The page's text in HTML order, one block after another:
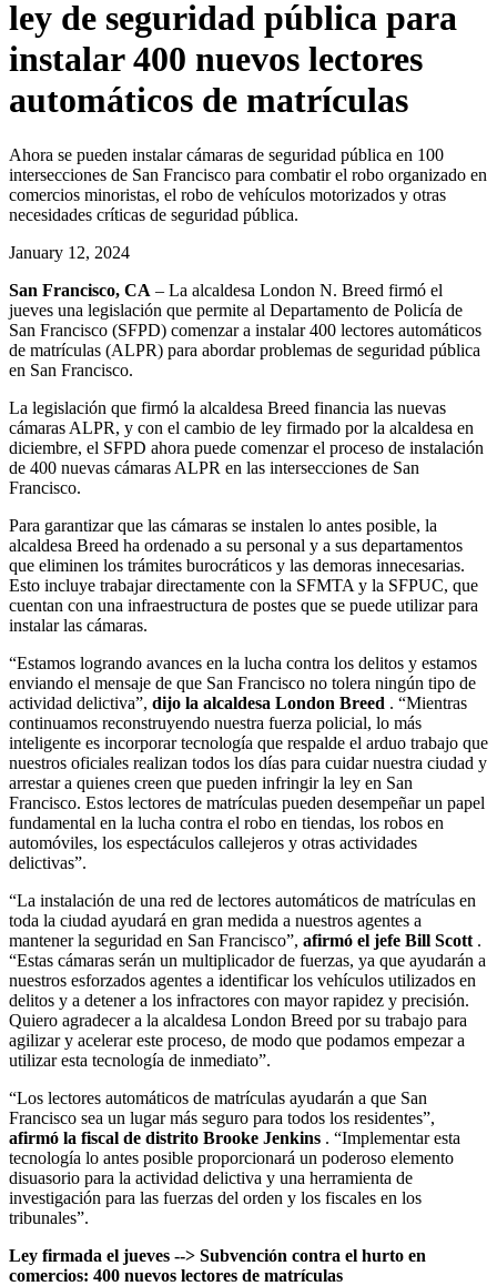
ley de seguridad pública para
instalar 400 nuevos lectores
automáticos de matrículas
Ahora se pueden instalar cámaras de seguridad pública en 100
intersecciones de San Francisco para combatir el robo organizado en
comercios minoristas, el robo de vehículos motorizados y otras
necesidades críticas de seguridad pública.
January 12, 2024
San Francisco, CA – La alcaldesa London N. Breed firmó el
jueves una legislación que permite al Departamento de Policía de
San Francisco (SFPD) comenzar a instalar 400 lectores automáticos
de matrículas (ALPR) para abordar problemas de seguridad pública
en San Francisco.
La legislación que firmó la alcaldesa Breed financia las nuevas
cámaras ALPR, y con el cambio de ley firmado por la alcaldesa en
diciembre, el SFPD ahora puede comenzar el proceso de instalación
de 400 nuevas cámaras ALPR en las intersecciones de San
Francisco.
Para garantizar que las cámaras se instalen lo antes posible, la
alcaldesa Breed ha ordenado a su personal y a sus departamentos
que eliminen los trámites burocráticos y las demoras innecesarias.
Esto incluye trabajar directamente con la SFMTA y la SFPUC, que
cuentan con una infraestructura de postes que se puede utilizar para
instalar las cámaras.
“Estamos logrando avances en la lucha contra los delitos y estamos
enviando el mensaje de que San Francisco no tolera ningún tipo de
actividad delictiva”, dijo la alcaldesa London Breed . “Mientras
continuamos reconstruyendo nuestra fuerza policial, lo más
inteligente es incorporar tecnología que respalde el arduo trabajo que
nuestros oficiales realizan todos los días para cuidar nuestra ciudad y
arrestar a quienes creen que pueden infringir la ley en San
Francisco. Estos lectores de matrículas pueden desempeñar un papel
fundamental en la lucha contra el robo en tiendas, los robos en
automóviles, los espectáculos callejeros y otras actividades
delictivas”.
“La instalación de una red de lectores automáticos de matrículas en
toda la ciudad ayudará en gran medida a nuestros agentes a
mantener la seguridad en San Francisco”, afirmó el jefe Bill Scott .
“Estas cámaras serán un multiplicador de fuerzas, ya que ayudarán a
nuestros esforzados agentes a identificar los vehículos utilizados en
delitos y a detener a los infractores con mayor rapidez y precisión.
Quiero agradecer a la alcaldesa London Breed por su trabajo para
agilizar y acelerar este proceso, de modo que podamos empezar a
utilizar esta tecnología de inmediato”.
“Los lectores automáticos de matrículas ayudarán a que San
Francisco sea un lugar más seguro para todos los residentes”,
afirmó la fiscal de distrito Brooke Jenkins . “Implementar esta
tecnología lo antes posible proporcionará un poderoso elemento
disuasorio para la actividad delictiva y una herramienta de
investigación para las fuerzas del orden y los fiscales en los
tribunales”.
Ley firmada el jueves --> Subvención contra el hurto en
comercios: 400 nuevos lectores de matrículas